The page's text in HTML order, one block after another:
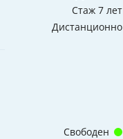
Стаж 7 лет
Дистанционно
Свободен